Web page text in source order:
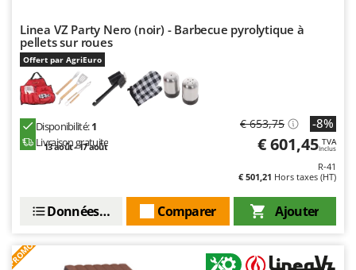
Linea VZ Party Nero (noir) - Barbecue pyrolytique à
pellets sur roues
Offert par AgriEuro
Disponibilité:1
Livraison gratuite
13 août - 17 août
€ 653,75 -8%
€ 601,45 TVA
Inclus
R-41
€ 501,21 Hors taxes (HT)
Ajouter
Comparer
Données techniques
PROMO